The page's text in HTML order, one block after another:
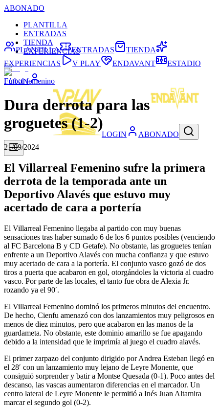
ABONADO
PLANTILLA
ENTRADAS
TIENDA
EXPERIENCIAS
LOGIN
LOGIN ABONADO
PLANTILLA ENTRADAS
TIENDA
EXPERIENCIAS
V PLAY ENDAVANT ESTADIO
Fútbol femenino
Dura derrota para las
groguetes (1-2)
21/09/2024
El Villarreal Femenino sufre la primera
derrota de la temporada ante un
Deportivo Alavés que estuvo muy
acertado de cara a portería
El Villarreal Femenino llegaba al partido con muy buenas
sensaciones tras haber sumado 6 de los 6 puntos posibles (venciendo
al FC Barcelona B y CD Getafe). No obstante, las groguetes tenían
enfrente a un Deportivo Alavés con mucha confianza y que estuvo
muy acertado de cara a la portería. El conjunto vasco gozó de dos
tiros a puerta que acabaron en gol, otorgándoles la victoria al cuadro
vasco. Por parte de las locales, el tanto fue obra de Alexia Jr.
rozando ya el 90′.
El Villarreal Femenino dominó los primeros minutos del encuentro.
De hecho, Cienfu amenazó con dos lanzamientos muy peligrosos en
menos de diez minutos, pero que acabaron en las manos de la
guardameta. No obstante, este dominio amarillo se fue apagando
debido a la intensidad que le imprimía al juego el cuadro alavés.
El primer zarpazo del conjunto dirigido por Andrea Esteban llegó en
el 28′ con un lanzamiento muy lejano de Leyre Monente, que
consiguió sorprender y batir a Montse Quesada (0-1). Poco antes del
descanso, las vascas aumentaron diferencias en el marcador. Un
centro lateral de Leyre Monente le permitió a Inés Juan Altamira
marcar el segundo gol (0-2).